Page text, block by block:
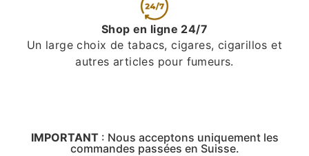
Shop en ligne 24/7
Un large choix de tabacs, cigares, cigarillos et
autres articles pour fumeurs.
IMPORTANT : Nous acceptons uniquement les
commandes passées en Suisse.